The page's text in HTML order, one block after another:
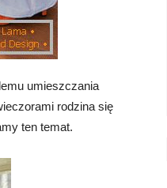
umieszczania
rodzina się
ten temat.